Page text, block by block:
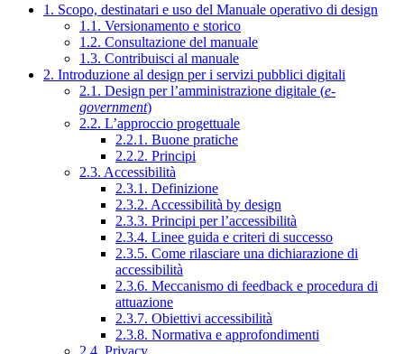
1. Scopo, destinatari e uso del Manuale operativo di design
1.1. Versionamento e storico
1.2. Consultazione del manuale
1.3. Contribuisci al manuale
2. Introduzione al design per i servizi pubblici digitali
2.1. Design per l’amministrazione digitale (e-
government)
2.2. L’approccio progettuale
2.2.1. Buone pratiche
2.2.2. Principi
2.3. Accessibilità
2.3.1. Definizione
2.3.2. Accessibilità by design
2.3.3. Principi per l’accessibilità
2.3.4. Linee guida e criteri di successo
2.3.5. Come rilasciare una dichiarazione di
accessibilità
2.3.6. Meccanismo di feedback e procedura di
attuazione
2.3.7. Obiettivi accessibilità
2.3.8. Normativa e approfondimenti
2.4. Privacy